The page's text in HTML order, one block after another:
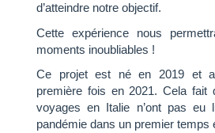
d’atteindre notre objectif.
Cette expérience nous
moments inoubliables !
Ce projet est né en 2019 et
première fois en 2021. Cela fait
voyages en Italie n’ont pas
pandémie dans un premier temps